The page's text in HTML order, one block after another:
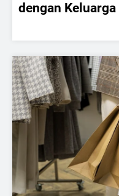
dengan Keluarga